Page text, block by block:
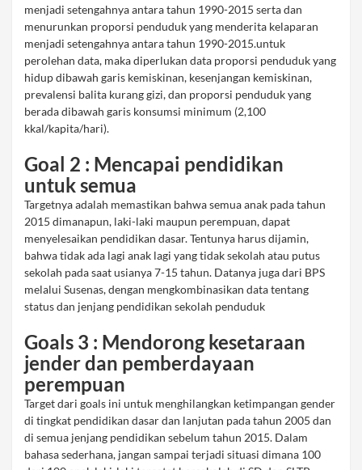
menjadi setengahnya antara tahun 1990-2015 serta dan
menurunkan proporsi penduduk yang menderita kelaparan
menjadi setengahnya antara tahun 1990-2015.untuk
perolehan data, maka diperlukan data proporsi penduduk yang
hidup dibawah garis kemiskinan, kesenjangan kemiskinan,
prevalensi balita kurang gizi, dan proporsi penduduk yang
berada dibawah garis konsumsi minimum (2,100
kkal/kapita/hari).
Goal 2 : Mencapai pendidikan
untuk semua
Targetnya adalah memastikan bahwa semua anak pada tahun
2015 dimanapun, laki-laki maupun perempuan, dapat
menyelesaikan pendidikan dasar. Tentunya harus dijamin,
bahwa tidak ada lagi anak lagi yang tidak sekolah atau putus
sekolah pada saat usianya 7-15 tahun. Datanya juga dari BPS
melalui Susenas, dengan mengkombinasikan data tentang
status dan jenjang pendidikan sekolah penduduk
Goals 3 : Mendorong kesetaraan
jender dan pemberdayaan
perempuan
Target dari goals ini untuk menghilangkan ketimpangan gender
di tingkat pendidikan dasar dan lanjutan pada tahun 2005 dan
di semua jenjang pendidikan sebelum tahun 2015. Dalam
bahasa sederhana, jangan sampai terjadi situasi dimana 100